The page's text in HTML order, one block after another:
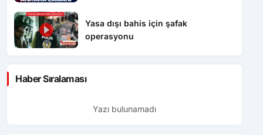
Yasa dışı bahis için şafak
operasyonu
Haber Sıralaması
Yazı bulunamadı